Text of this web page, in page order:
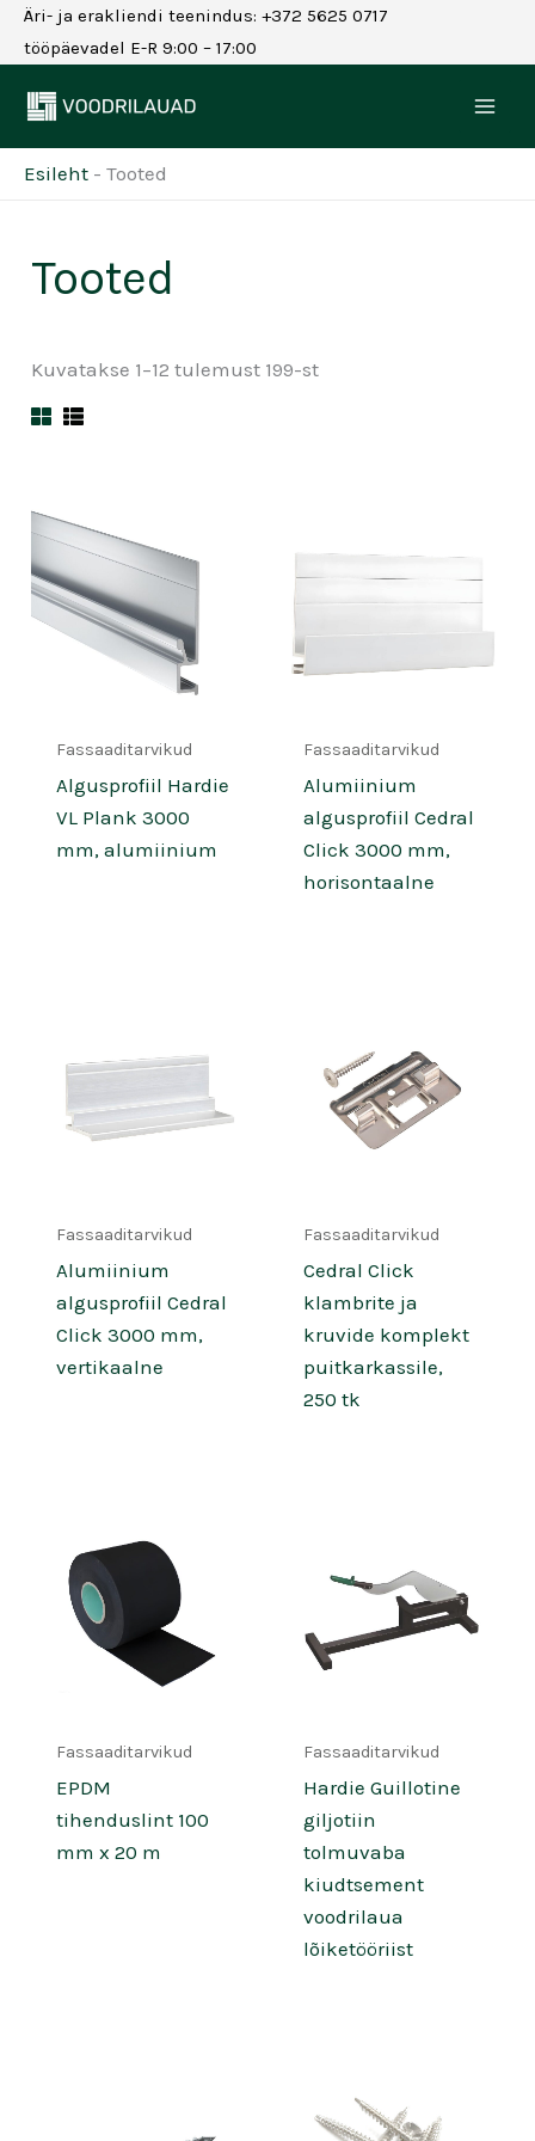
SkipÄri- ja erakliendi teenindus: +372 5625 0717
tööpäevadel E-R 9:00 – 17:00
Esileht - Tooted
Tooted
Kuvatakse 1–12 tulemust 199-st
Fassaaditarvikud
Algusprofiil Hardie
VL Plank 3000
mm, alumiinium
Fassaaditarvikud
Alumiinium
algusprofiil Cedral
Click 3000 mm,
horisontaalne
Fassaaditarvikud
Alumiinium
algusprofiil Cedral
Click 3000 mm,
vertikaalne
Fassaaditarvikud
Cedral Click
klambrite ja
kruvide komplekt
puitkarkassile,
250 tk
Fassaaditarvikud
EPDM
tihenduslint 100
mm x 20 m
Fassaaditarvikud
Hardie Guillotine
giljotiin
tolmuvaba
kiudtsement
voodrilaua
lõiketööriist